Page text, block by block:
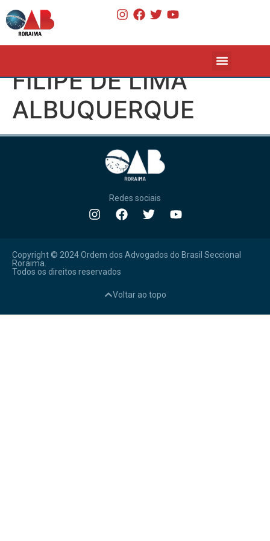
FILIPE DE LIMA
ALBUQUERQUE
Redes sociais
Copyright © 2024 Ordem dos Advogados do Brasil Seccional
Roraima.
Todos os direitos reservados
Voltar ao topo